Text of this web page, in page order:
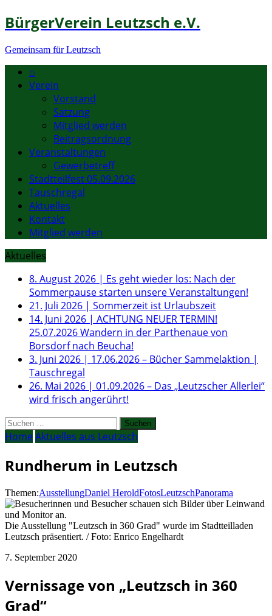
BürgerVerein Leutzsch e.V.
Gemeinsam für Leutzsch
⌂
Verein
Vorstand
Satzung
Mitglied werden
Beitragsordnung
Veranstaltungen
Gewerbetreff
Stadtteilfest 05.09.2026
Tauschregal
Aktuelles
Kontakt
Mitglied werden
Aktuelles
8. August 2026 | Es geht wieder los: Nach der
Sommerpause starten unsere Veranstaltungen!
21. Juli 2026 | Sommerzeit ist Urlaubszeit
14. Juni 2026 | ACHTUNG NEUER TERMIN!
25.07.2026 Wandern in der Parthenaue von
Borsdorf nach Beucha!
3. Juni 2026 | 17.06.2026 – Bücher Sammelaktion |
Tauschregal
26. Mai 2026 | 01.09.2026 – Das „Leutzscher Allerlei“
wird frisch angerührt!
Suchen
nach:
HomeAktuelles aus Leutzsch
Rundherum in Leutzsch
Themen:AusstellungDaniel HeroldFotosLeutzschPanorama
Die Ausstellung "Leutzsch in 360 Grad" wurde im Stadtteilladen
Leutzsch präsentiert. / Foto: Enrico Engelhardt
7. September 2020
Vernissage von „Leutzsch in 360
Grad“